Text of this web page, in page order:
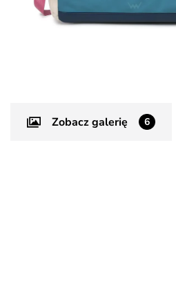
Zobacz galerię 6